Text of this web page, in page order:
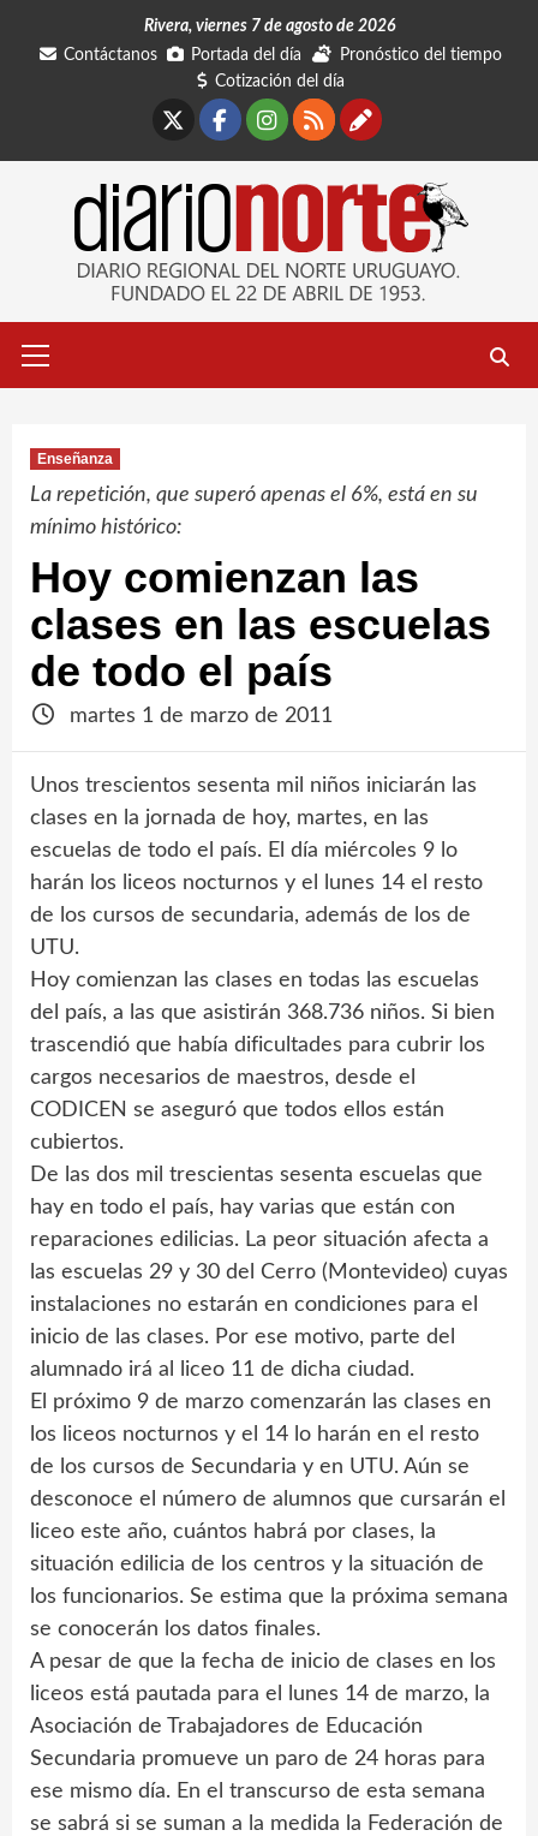
Rivera, viernes 7 de agosto de 2026
Contáctanos
Portada del día
Pronóstico del tiempo
Cotización del día
Facebook
Instagram
RSSContáctanos
primario
Enseñanza
La repetición, que superó apenas el 6%, está en su
mínimo histórico:
Hoy comienzan las
clases en las escuelas
de todo el país
martes 1 de marzo de 2011
Unos trescientos sesenta mil niños iniciarán las
clases en la jornada de hoy, martes, en las
escuelas de todo el país. El día miércoles 9 lo
harán los liceos nocturnos y el lunes 14 el resto
de los cursos de secundaria, además de los de
UTU.
Hoy comienzan las clases en todas las escuelas
del país, a las que asistirán 368.736 niños. Si bien
trascendió que había dificultades para cubrir los
cargos necesarios de maestros, desde el
CODICEN se aseguró que todos ellos están
cubiertos.
De las dos mil trescientas sesenta escuelas que
hay en todo el país, hay varias que están con
reparaciones edilicias. La peor situación afecta a
las escuelas 29 y 30 del Cerro (Montevideo) cuyas
instalaciones no estarán en condiciones para el
inicio de las clases. Por ese motivo, parte del
alumnado irá al liceo 11 de dicha ciudad.
El próximo 9 de marzo comenzarán las clases en
los liceos nocturnos y el 14 lo harán en el resto
de los cursos de Secundaria y en UTU. Aún se
desconoce el número de alumnos que cursarán el
liceo este año, cuántos habrá por clases, la
situación edilicia de los centros y la situación de
los funcionarios. Se estima que la próxima semana
se conocerán los datos finales.
A pesar de que la fecha de inicio de clases en los
liceos está pautada para el lunes 14 de marzo, la
Asociación de Trabajadores de Educación
Secundaria promueve un paro de 24 horas para
ese mismo día. En el transcurso de esta semana
se sabrá si se suman a la medida la Federación de